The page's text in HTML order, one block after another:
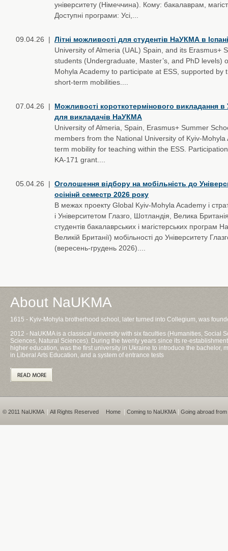
університету (Німеччина). Кому: бакалаврам,
Доступні програми: Усі,...
09.04.26 | Літні можливості для студентів НаУКМА в
University of Almeria (UAL) Spain, and its Erasmus+
students (Undergraduate, Master’s, and PhD levels)
Mohyla Academy to participate at ESS, supported by
short-term mobilities....
07.04.26 | Можливості короткотермінового викладання в
для викладачів НаУКМА
University of Almeria, Spain, Erasmus+ Summer
members from the National University of Kyiv-
term mobility for teaching within the ESS.
KA-171 grant....
05.04.26 | Оголошення відбору на мобільність до
осінінй семестр 2026 року
В межах проекту Global Kyiv-Mohyla Academy і
і Університетом Глазго, Шотландія, Велика
студентів бакалаврських і магістерських
Великій Британії) мобільності до Університету
(вересень-грудень 2026)....
About NaUKMA
1615 - Kyiv-Mohyla brotherhood school, later turned into Collegium, was
2012 - NaUKMA is a classical university with six faculties (Humanities, Social
Sciences, Natural Sciences). During the twenty years since its re-
higher education, was the first university in Ukraine to introduce the bachelor,
in Liberal Arts Education, and a system of entrance tests
© 2011 NaUKMA All Rights Reserved Home Coming to NaUKMA Going abroad